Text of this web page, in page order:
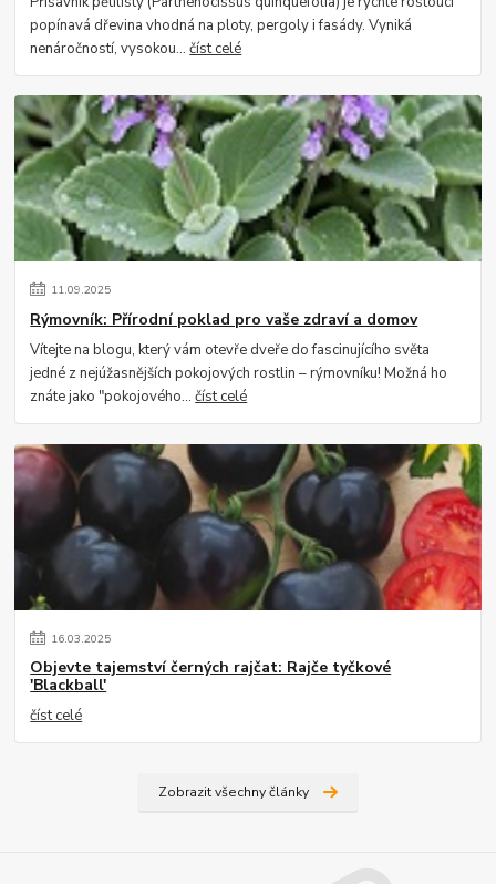
popínavá dřevina vhodná na ploty, pergoly i fasády. Vyniká
nenáročností, vysokou...číst celé
11.09.2025
Rýmovník: Přírodní poklad pro vaše zdraví a domov
Vítejte na blogu, který vám otevře dveře do fascinujícího světa
jedné z nejúžasnějších pokojových rostlin – rýmovníku! Možná ho
znáte jako "pokojového...číst celé
16.03.2025
Objevte tajemství černých rajčat: Rajče tyčkové
'Blackball'
číst celé
Zobrazit všechny články